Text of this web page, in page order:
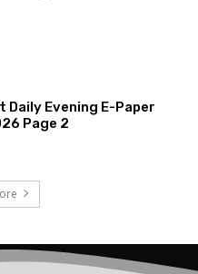
Daily Evening E-Paper
Page 2